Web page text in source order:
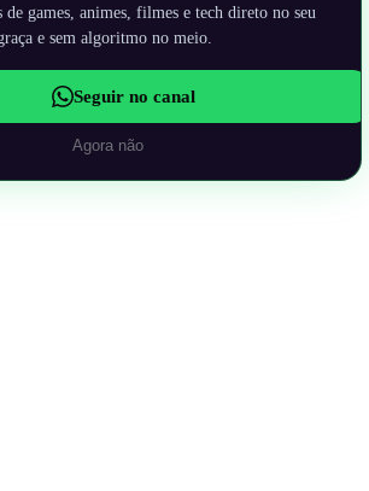
de games, animes, filmes e tech direto no seu
e sem algoritmo no meio.
Seguir no canal
Agora não